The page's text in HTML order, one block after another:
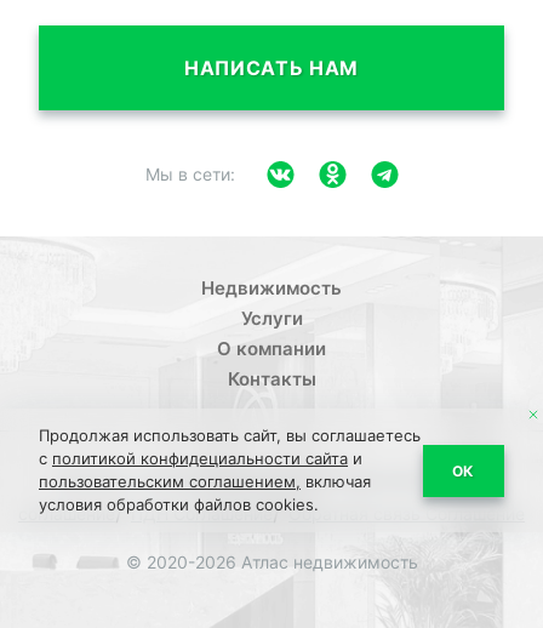
НАПИСАТЬ НАМ
Мы в сети:
Недвижимость
Услуги
О компании
Контакты
© 2020-2026 Атлас недвижимость
Политика конфиденциальности/Пользовательское
соглашение/ПДН Соглашение/Обратная связь Соглашение
Продолжая использовать сайт, вы соглашаетесь
с политикой конфидециальности сайта и
пользовательским соглашением, включая
условия обработки файлов cookies.
ОК